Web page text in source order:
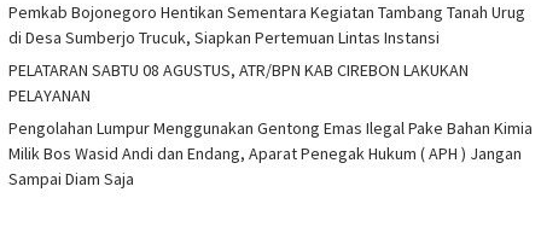
Pemkab Bojonegoro Hentikan Sementara Kegiatan Tambang Tanah Urug
di Desa Sumberjo Trucuk, Siapkan Pertemuan Lintas Instansi
PELATARAN SABTU 08 AGUSTUS, ATR/BPN KAB CIREBON LAKUKAN
PELAYANAN
Pengolahan Lumpur Menggunakan Gentong Emas Ilegal Pake Bahan Kimia
Milik Bos Wasid Andi dan Endang, Aparat Penegak Hukum ( APH ) Jangan
Sampai Diam Saja